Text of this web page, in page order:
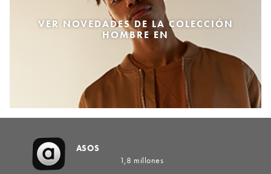
VER NOVEDADES DE LA COLECCIÓN
HOMBRE EN
ASOS
1,8 millones